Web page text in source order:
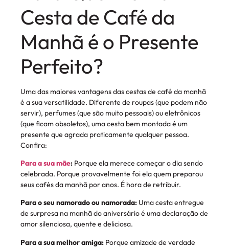
Cesta de Café da
Manhã é o Presente
Perfeito?
Uma das maiores vantagens das cestas de café da manhã
é a sua versatilidade. Diferente de roupas (que podem não
servir), perfumes (que são muito pessoais) ou eletrônicos
(que ficam obsoletos), uma cesta bem montada é um
presente que agrada praticamente qualquer pessoa.
Confira:
Para a sua mãe: Porque ela merece começar o dia sendo
celebrada. Porque provavelmente foi ela quem preparou
seus cafés da manhã por anos. É hora de retribuir.
Para o seu namorado ou namorada: Uma cesta entregue
de surpresa na manhã do aniversário é uma declaração de
amor silenciosa, quente e deliciosa.
Para a sua melhor amiga: Porque amizade de verdade